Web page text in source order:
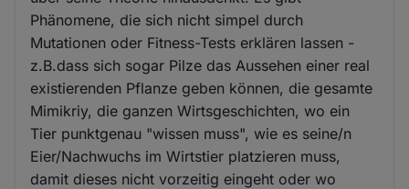
Phänomene, die sich nicht simpel durch
Mutationen oder Fitness-Tests erklären lassen -
z.B.dass sich sogar Pilze das Aussehen einer real
existierenden Pflanze geben können, die gesamte
Mimikriy, die ganzen Wirtsgeschichten, wo ein
Tier punktgenau "wissen muss", wie es seine/n
Eier/Nachwuchs im Wirtstier platzieren muss,
damit dieses nicht vorzeitig eingeht oder wo